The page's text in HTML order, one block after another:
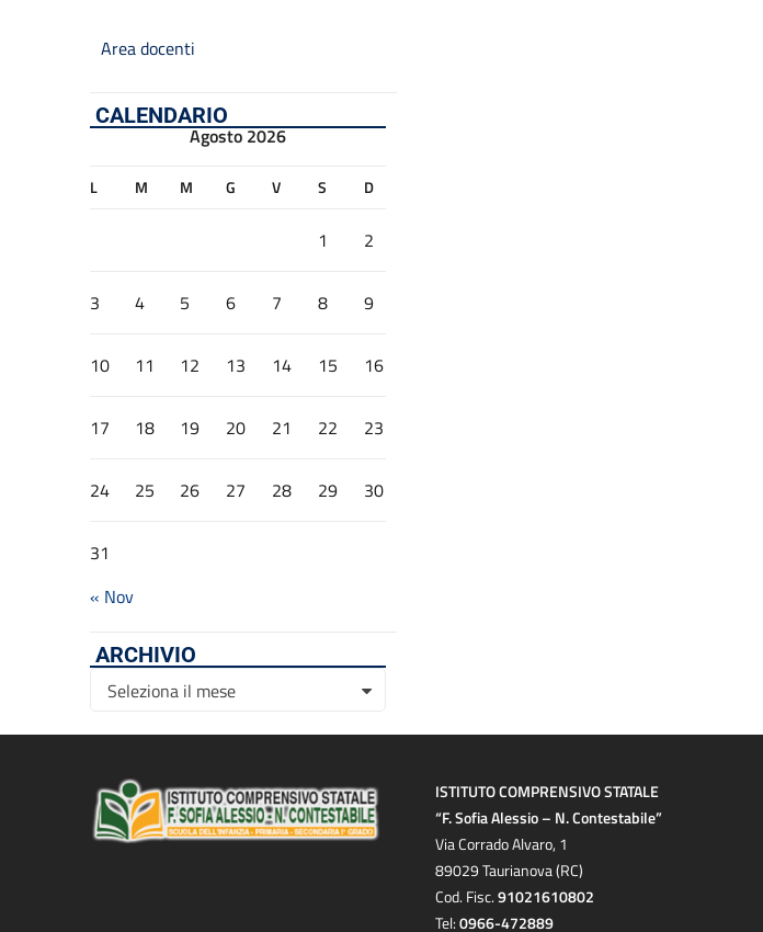
Area docenti
CALENDARIO
Agosto 2026
L M M G V S D
1 2
3 4 5 6 7 8 9
10 11 12 13 14 15 16
17 18 19 20 21 22 23
24 25 26 27 28 29 30
31
« Nov
ARCHIVIO
Archivio
Seleziona il mese
ISTITUTO COMPRENSIVO STATALE
“F. Sofia Alessio – N. Contestabile”
Via Corrado Alvaro, 1
89029 Taurianova (RC)
Cod. Fisc.91021610802
Tel:0966-472889